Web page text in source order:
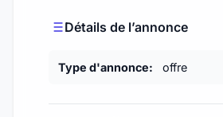
Détails de l’annonce
Type d'annonce: offre